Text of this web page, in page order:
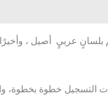
بلسانٍ عربيٍ أصيل ،
التسجيل خطوة بخطوة،